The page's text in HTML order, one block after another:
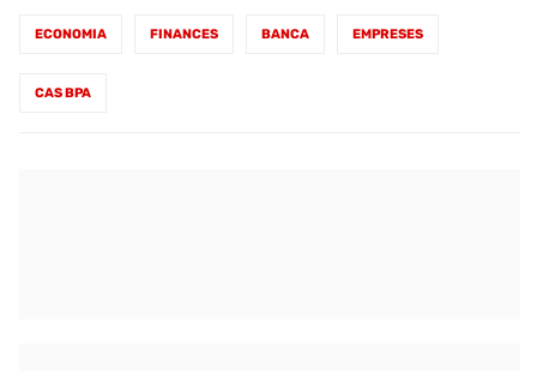
ECONOMIA FINANCES BANCA EMPRESES
CAS BPA